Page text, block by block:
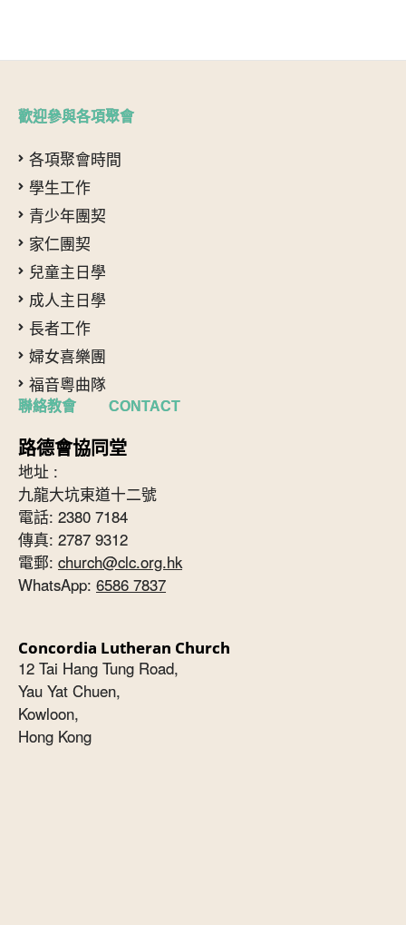
歡迎參與各項聚會
各項聚會時間
學生工作
青少年團契
家仁團契
兒童主日學
成人主日學
長者工作
婦女喜樂團
福音粵曲隊
聯絡教會 CONTACT
路德會協同堂
地址 :
九龍大坑東道十二號
電話: 2380 7184
傳真: 2787 9312
電郵: church@clc.org.hk
WhatsApp: 6586 7837
Concordia Lutheran Church
12 Tai Hang Tung Road,
Yau Yat Chuen,
Kowloon,
Hong Kong